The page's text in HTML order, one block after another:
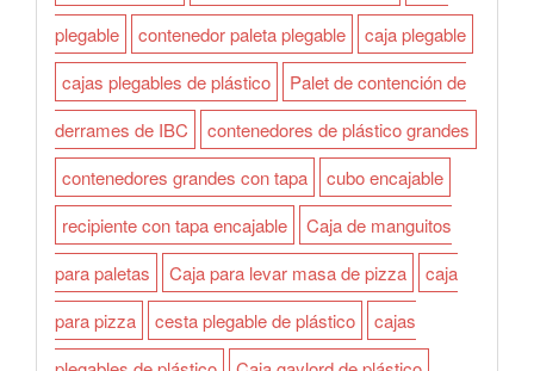
plegable
contenedor paleta plegable
caja plegable
cajas plegables de plástico
Palet de contención de
derrames de IBC
contenedores de plástico grandes
contenedores grandes con tapa
cubo encajable
recipiente con tapa encajable
Caja de manguitos
para paletas
Caja para levar masa de pizza
caja
para pizza
cesta plegable de plástico
cajas